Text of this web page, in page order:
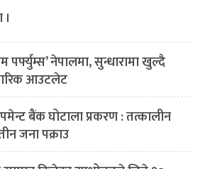
नेपालमा, सुन्धारामा खुल्दै
आउटलेट
बैंक घोटाला प्रकरण : तत्कालीन
जना पक्राउ